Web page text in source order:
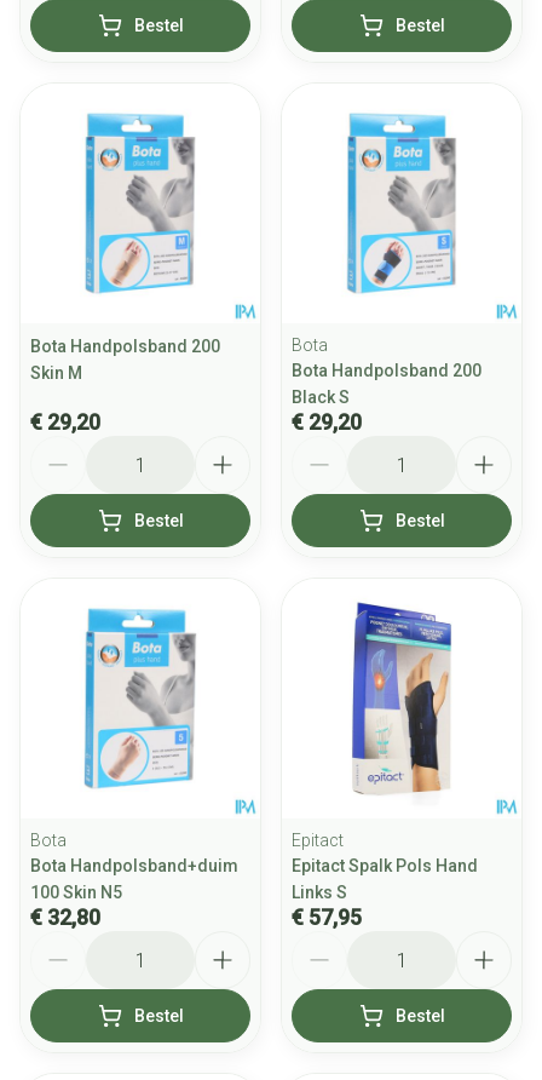
Bestel Bestel
Bota Handpolsband 200
Skin M
€ 29,20
Bestel
Bota
Bota Handpolsband 200
Black S
€ 29,20
Bestel
Bota
Bota Handpolsband+duim
100 Skin N5
€ 32,80
Bestel
Epitact
Epitact Spalk Pols Hand
Links S
€ 57,95
Bestel